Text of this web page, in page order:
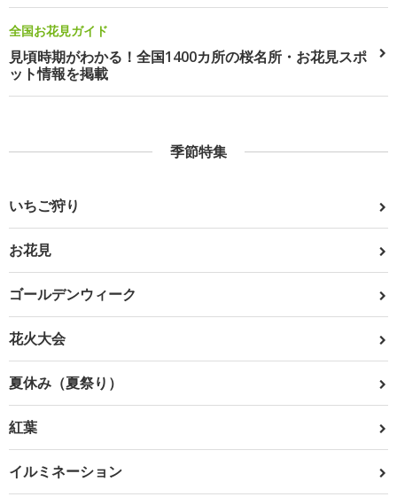
全国お花見ガイド
見頃時期がわかる！全国1400カ所の桜名所・お花見スポ
ット情報を掲載
季節特集
いちご狩り
お花見
ゴールデンウィーク
花火大会
夏休み（夏祭り）
紅葉
イルミネーション